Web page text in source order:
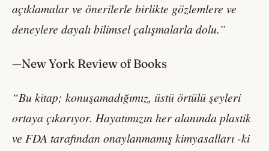
açıklamalar ve önerilerle birlikte gözlemlere ve
deneylere dayalı bilimsel çalışmalarla dolu.”
—New York Review of Books
“Bu kitap; konuşamadığımız, üstü örtülü şeyleri
ortaya çıkarıyor. Hayatımızın her alanında plastik
ve FDA tarafından onaylanmamış kimyasalları -ki